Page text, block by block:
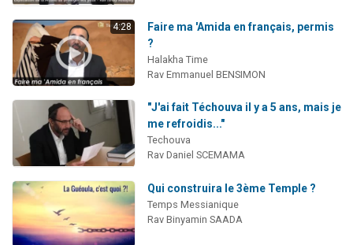
4:28
Faire ma 'Amida en français, permis
?
Halakha Time
Rav Emmanuel BENSIMON
"J'ai fait Téchouva il y a 5 ans, mais je
me refroidis..."
Techouva
Rav Daniel SCEMAMA
Qui construira le 3ème Temple ?
Temps Messianique
Rav Binyamin SAADA